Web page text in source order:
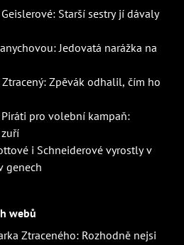
Starší sestry jí dávaly
Jedovatá narážka na
Zpěvák odhalil, čím ho
pro volební kampaň:
i Schneiderové vyrostly v
genech
webů
Ztraceného: Rozhodně nejsi